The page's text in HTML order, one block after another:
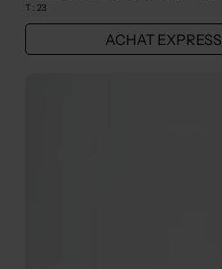
T :23
ACHAT EXPRESS